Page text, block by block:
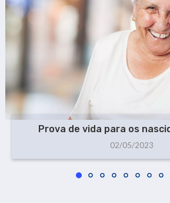
Prova de vida para os
02/05/2023